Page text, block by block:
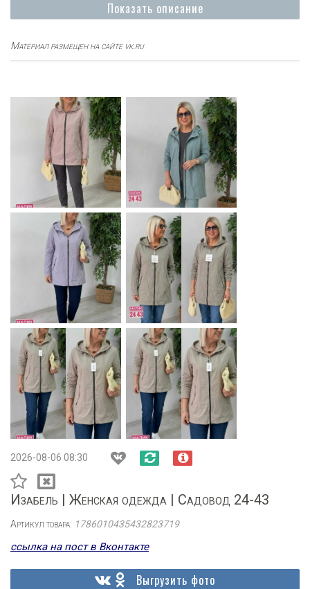
Показать описание
Материал размещен на сайте vk.ru
2026-08-06 08:30
Изабель | Женская одежда | Садовод 24-43
Артикул товара: 1786010435432823719
ссылка на пост в Вконтакте
Выгрузить фото